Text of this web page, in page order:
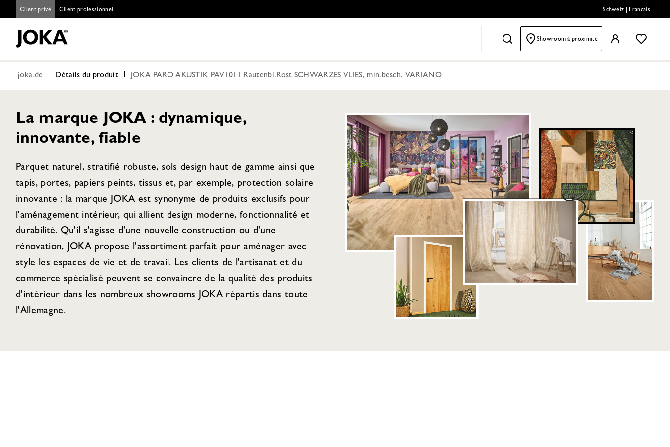
Client privé Client professionnel Schweiz Francais
Showroom à proximité
joka.de Détails du produit JOKA PARO AKUSTIK PAV1011 Rautenbl.Rost SCHWARZES VLIES, min.besch. VARIANO
La marque JOKA : dynamique,
innovante, fiable
Parquet naturel, stratifié robuste, sols design haut de gamme ainsi que
tapis, portes, papiers peints, tissus et, par exemple, protection solaire
innovante : la marque JOKA est synonyme de produits exclusifs pour
l'aménagement intérieur, qui allient design moderne, fonctionnalité et
durabilité. Qu'il s'agisse d'une nouvelle construction ou d'une
rénovation, JOKA propose l'assortiment parfait pour aménager avec
style les espaces de vie et de travail. Les clients de l'artisanat et du
commerce spécialisé peuvent se convaincre de la qualité des produits
d'intérieur dans les nombreux showrooms JOKA répartis dans toute
l'Allemagne.